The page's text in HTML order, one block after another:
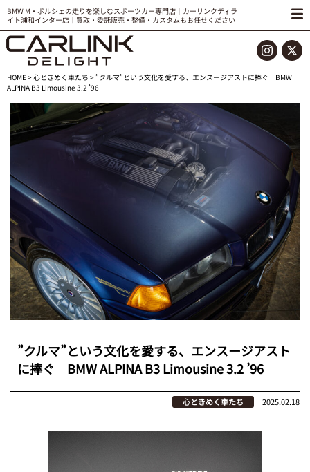
BMW M・ポルシェの走りを楽しむスポーツカー専門店｜カーリンクディラ
イト浦和インター店｜買取・委託販売・整備・カスタムもお任せください
HOME>心ときめく車たち > ”クルマ”という文化を愛する、エンスージアストに捧ぐ BMW
ALPINA B3 Limousine 3.2 ’96
”クルマ”という文化を愛する、エンスージアスト
に捧ぐ BMW ALPINA B3 Limousine 3.2 ’96
心ときめく車たち 2025.02.18